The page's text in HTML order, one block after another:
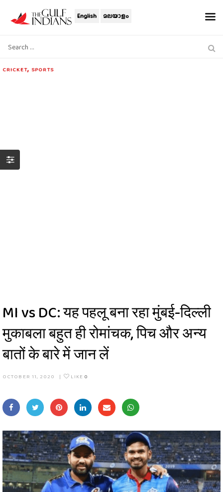
English മലയാളം
CRICKET, SPORTS
MI vs DC: यह पहलू बना रहा मुंबई-दिल्ली
मुकाबला बहुत ही रोमांचक, पिच और अन्य
बातों के बारे में जान लें
OCTOBER 11, 2020 | LIKE 0